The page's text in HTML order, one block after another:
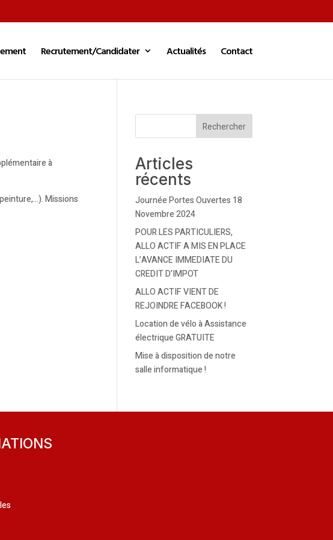
Recrutement/Candidater Actualités Contact
à
Missions
Rechercher
Articles
récents
Journée Portes Ouvertes 18
Novembre 2024
POUR LES PARTICULIERS,
ALLO ACTIF A MIS EN PLACE
L’AVANCE IMMEDIATE DU
CREDIT D’IMPOT
ALLO ACTIF VIENT DE
REJOINDRE FACEBOOK !
Location de vélo à Assistance
électrique GRATUITE
Mise à disposition de notre
salle informatique !